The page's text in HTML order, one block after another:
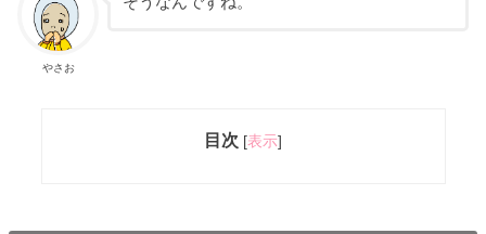
やさお
目次 [表示]